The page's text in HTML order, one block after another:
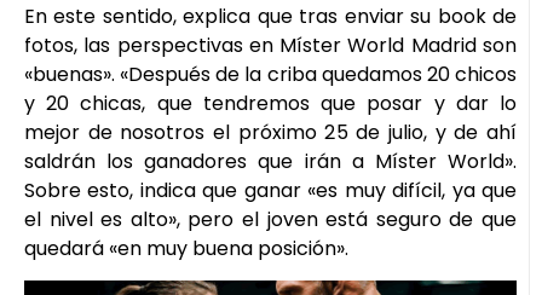
En este sentido, explica que tras enviar su book de
fotos, las perspectivas en Míster World Madrid son
«buenas». «Después de la criba quedamos 20 chicos
y 20 chicas, que tendremos que posar y dar lo
mejor de nosotros el próximo 25 de julio, y de ahí
saldrán los ganadores que irán a Míster World».
Sobre esto, indica que ganar «es muy difícil, ya que
el nivel es alto», pero el joven está seguro de que
quedará «en muy buena posición».